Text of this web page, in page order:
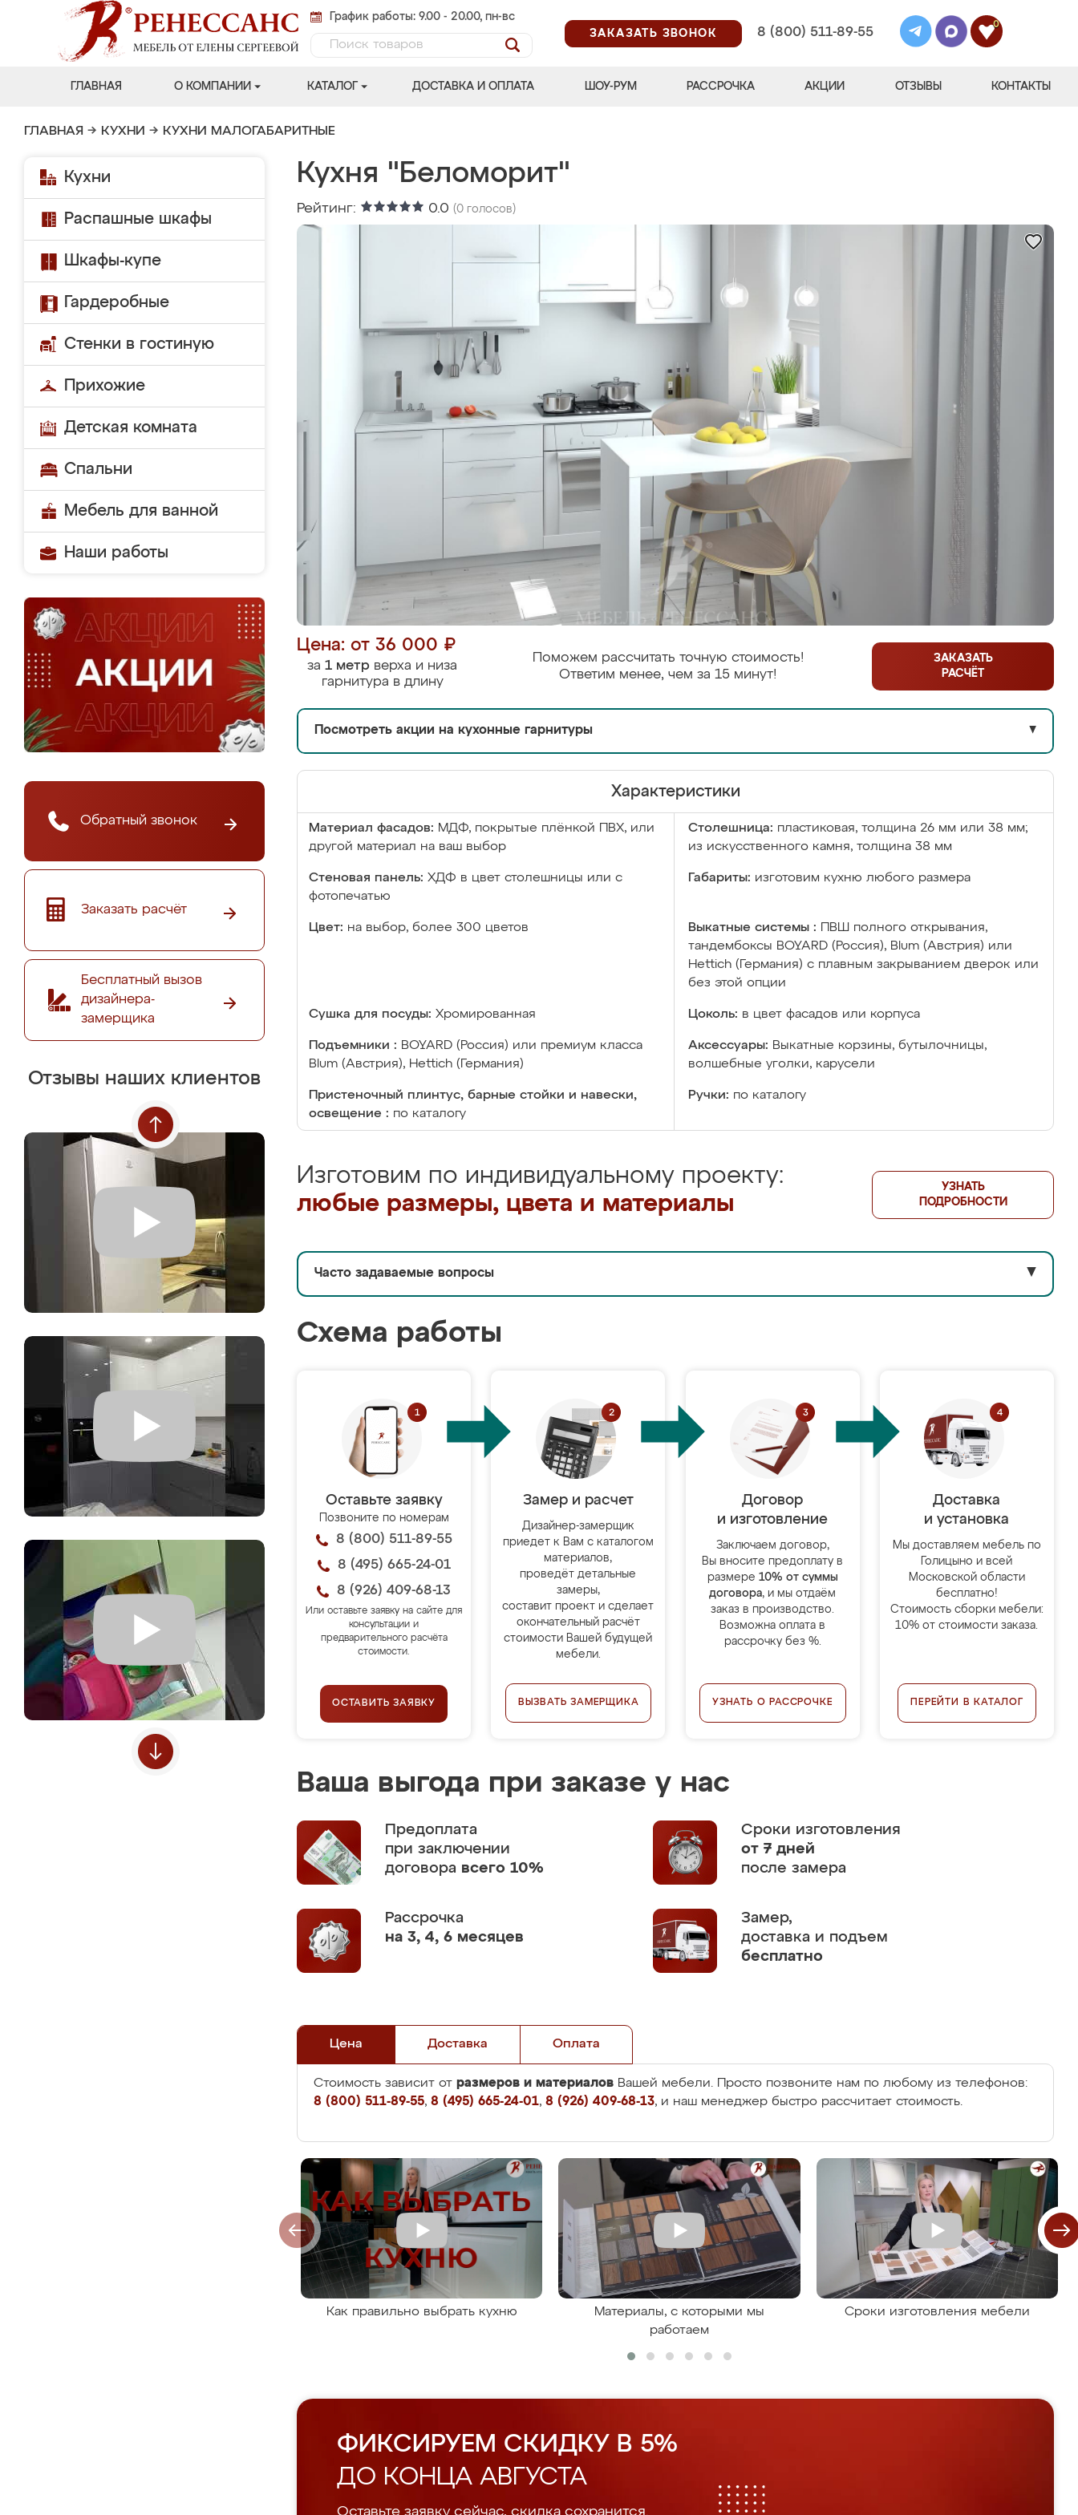
График работы: 9.00 - 20.00, пн-вс
ЗАКАЗАТЬ ЗВОНОК
8 (800) 511-89-55
0
ГЛАВНАЯ О КОМПАНИИ КАТАЛОГ ДОСТАВКА И ОПЛАТА ШОУ-РУМ РАССРОЧКА АКЦИИ ОТЗЫВЫ КОНТАКТЫ
ГЛАВНАЯ → КУХНИ → КУХНИ МАЛОГАБАРИТНЫЕ
Кухни
Распашные шкафы
Шкафы-купе
Гардеробные
Стенки в гостиную
Прихожие
Детская комната
Спальни
Мебель для ванной
Наши работы
Обратный звонок
Заказать расчёт
Бесплатный вызов
дизайнера-
замерщика
Отзывы наших клиентов
Кухня "Беломорит"
Рейтинг: 0.0 (0 голосов)
Цена: от 36 000 ₽
за 1 метр верха и низа
гарнитура в длину
Поможем рассчитать точную стоимость!
Ответим менее, чем за 15 минут!
ЗАКАЗАТЬ
РАСЧЁТ
Посмотреть акции на кухонные гарнитуры ▼
Характеристики
Материал фасадов: МДФ, покрытые плёнкой ПВХ, или
другой материал на ваш выбор
Столешница: пластиковая, толщина 26 мм или 38 мм;
из искусственного камня, толщина 38 мм
Стеновая панель: ХДФ в цвет столешницы или с
фотопечатью
Габариты: изготовим кухню любого размера
Цвет: на выбор, более 300 цветов Выкатные системы :
ПВШ полного открывания,
тандембоксы BOYARD (Россия), Blum (Австрия) или
Hettich (Германия) с плавным закрыванием дверок или
без этой опции
Сушка для посуды: Хромированная Цоколь: в цвет фасадов или корпуса
Подъемники : BOYARD (Россия) или премиум класса
Blum (Австрия), Hettich (Германия)
Аксессуары: Выкатные корзины, бутылочницы,
волшебные уголки, карусели
Пристеночный плинтус, барные стойки и навески,
освещение : по каталогу
Ручки: по каталогу
Изготовим по индивидуальному проекту:
любые размеры, цвета и материалы
УЗНАТЬ
ПОДРОБНОСТИ
Часто задаваемые вопросы ▼
Схема работы
Оставьте заявку
Позвоните по номерам
8 (800) 511-89-55
8 (495) 665-24-01
8 (926) 409-68-13
Или оставьте заявку на сайте для
консультации и
предварительного расчёта
стоимости.
ОСТАВИТЬ ЗАЯВКУ
Замер и расчет
Дизайнер-замерщик
приедет к Вам с каталогом
материалов,
проведёт детальные
замеры,
составит проект и сделает
окончательный расчёт
стоимости Вашей будущей
мебели.
ВЫЗВАТЬ ЗАМЕРЩИКА
Договор
и изготовление
Заключаем договор,
Вы вносите предоплату в
размере 10% от суммы
договора, и мы отдаём
заказ в производство.
Возможна оплата в
рассрочку без %.
УЗНАТЬ О РАССРОЧКЕ
Доставка
и установка
Мы доставляем мебель по
Голицыно и всей
Московской области
бесплатно!
Стоимость сборки мебели:
10% от стоимости заказа.
ПЕРЕЙТИ В КАТАЛОГ
Ваша выгода при заказе у нас
Предоплата
при заключении
договора всего 10%
Сроки изготовления
от 7 дней
после замера
Рассрочка
на 3, 4, 6 месяцев
Замер,
доставка и подъем
бесплатно
Цена Доставка Оплата
Стоимость зависит от размеров и материалов Вашей мебели. Просто позвоните нам по любому из телефонов:
8 (800) 511-89-55, 8 (495) 665-24-01, 8 (926) 409-68-13, и наш менеджер быстро рассчитает стоимость.
Как правильно выбрать кухню
Материалы, с которыми мы
работаем
Сроки изготовления мебели
ФИКСИРУЕМ СКИДКУ В 5%
ДО КОНЦА АВГУСТА
Оставьте заявку сейчас, скидка сохранится.